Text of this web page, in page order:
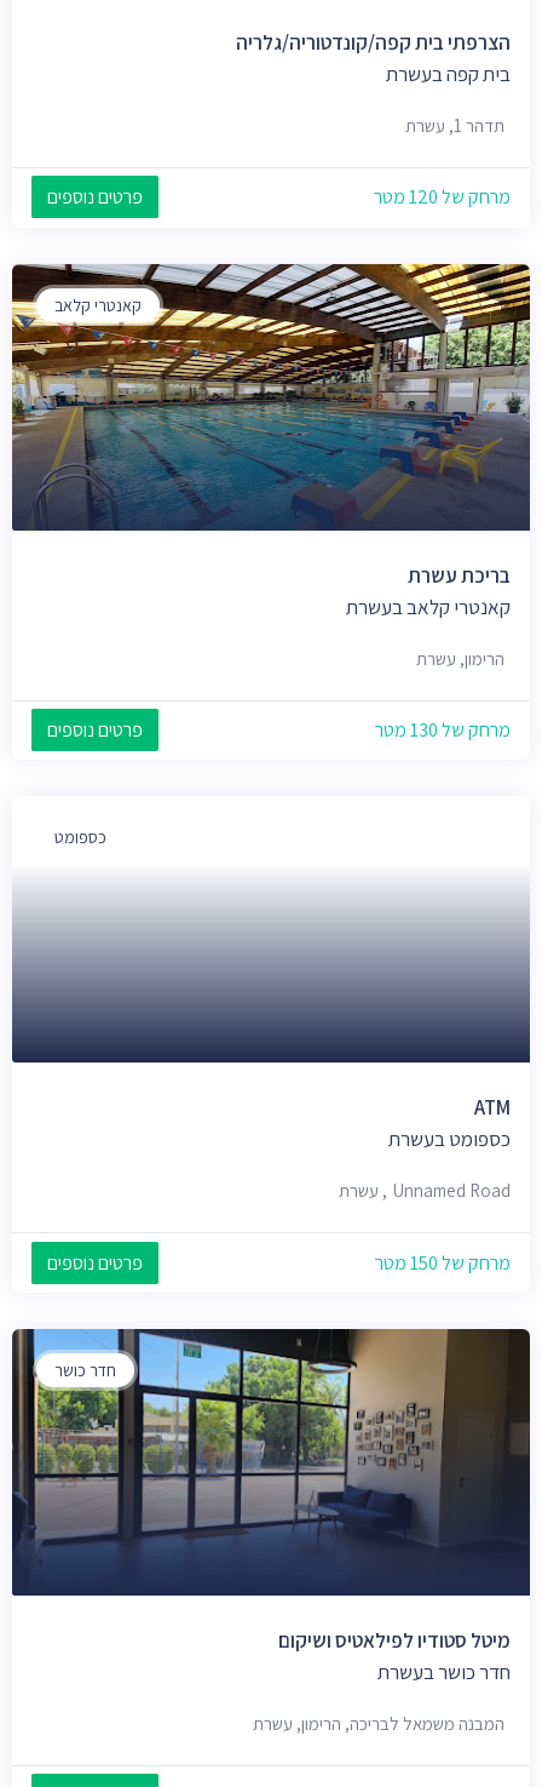
הצרפתי בית קפה/קונדטוריה/גלריה
בית קפה בעשרת
תדהר 1, עשרת
מרחק של 120 מטר פרטים נוספים
קאנטרי קלאב
בריכת עשרת
קאנטרי קלאב בעשרת
הרימון, עשרת
מרחק של 130 מטר פרטים נוספים
כספומט
ATM
כספומט בעשרת
Unnamed Road, עשרת
מרחק של 150 מטר פרטים נוספים
חדר כושר
מיטל סטודיו לפילאטיס ושיקום
חדר כושר בעשרת
המבנה משמאל לבריכה, הרימון, עשרת